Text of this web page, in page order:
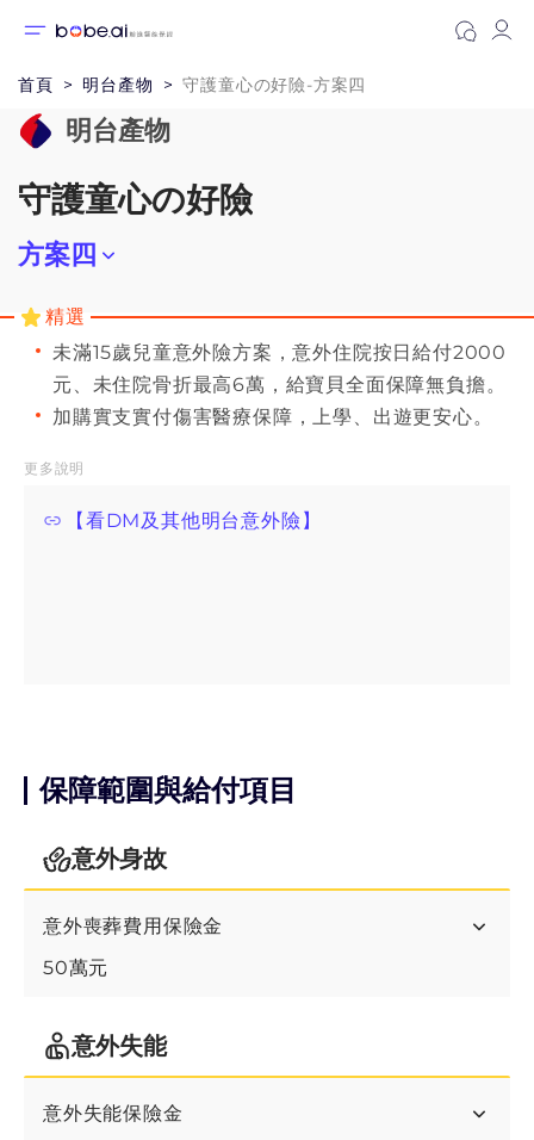
首頁 明台產物 守護童心の好險-方案四
明台產物
守護童心の好險
方案四
方案一
方案三
方案二
精選
未滿15歲兒童意外險方案，意外住院按日給付2000
元、未住院骨折最高6萬，給寶貝全面保障無負擔。
加購實支實付傷害醫療保障，上學、出遊更安心。
更多說明
【看DM及其他明台意外險】
保障範圍與給付項目
意外身故
意外喪葬費用保險金
50萬元
意外失能
意外失能保險金